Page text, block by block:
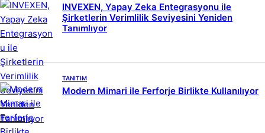
INVEXEN, Yapay Zeka Entegrasyonu ile
Şirketlerin Verimlilik Seviyesini Yeniden
Tanımlıyor
TANITIM
Modern Mimari ile Ferforje Birlikte Kullanılıyor